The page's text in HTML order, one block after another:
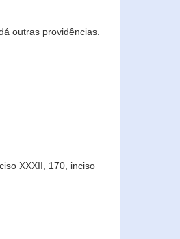
outras providências.
XXXII, 170, inciso